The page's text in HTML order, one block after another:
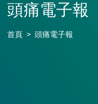
頭痛電子報
首頁 頭痛電子報